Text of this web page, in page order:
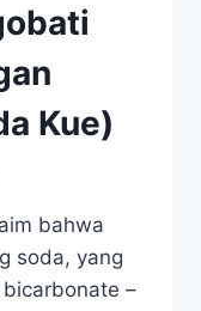
Kue)
bahwa
soda, yang
–